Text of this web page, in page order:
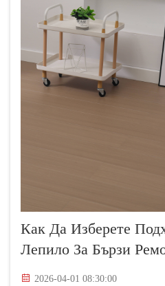
Как Да Изберете
Лепило За Бързи
2026-04-01 08:30:00